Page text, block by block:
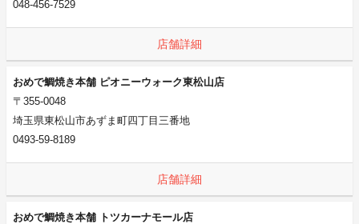
048-456-7529
店舗詳細
おめで鯛焼き本舗 ピオニーウォーク東松山店
〒355-0048
埼玉県東松山市あずま町四丁目三番地
0493-59-8189
店舗詳細
おめで鯛焼き本舗 トツカーナモール店